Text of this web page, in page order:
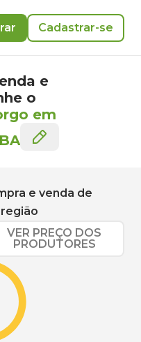
Cadastrar-se
e
o
em
BA
e venda de
VER PREÇO DOS
PRODUTORES